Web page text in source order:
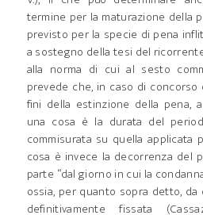
termine per la maturazione della
previsto per la specie di pena
a sostegno della tesi del
alla norma di cui al sesto
prevede che, in caso di
fini della estinzione della pena,
una cosa è la durata del
commisurata su quella applicata
cosa è invece la decorrenza del
parte “dal giorno in cui la
ossia, per quanto sopra detto,
definitivamente fissata